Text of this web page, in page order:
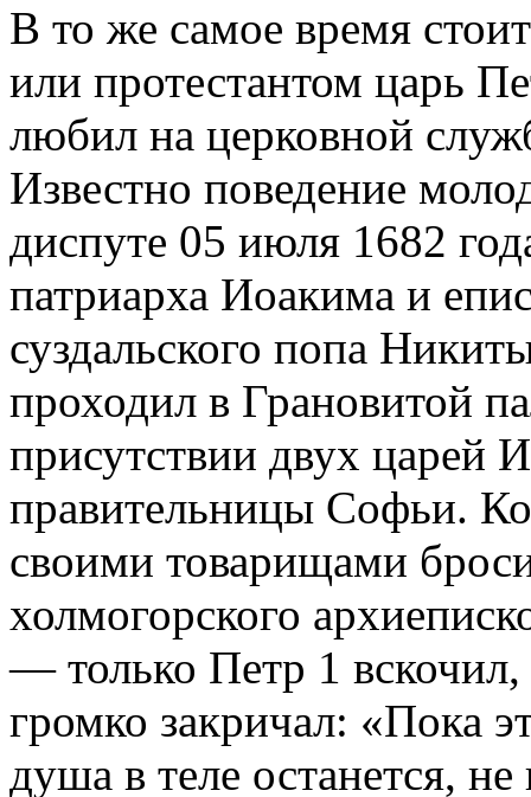
В то же самое время
или протестантом царь
любил на церковной
Известно поведение
диспуте 05 июля 1682
патриарха Иоакима и
суздальского попа
проходил в Грановитой
присутствии двух царей
правительницы Софьи.
своими товарищами
холмогорского
— только Петр 1 вскочил,
громко закричал: «Пока
душа в теле останется,